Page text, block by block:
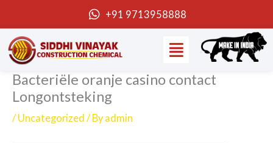
content
+91 9713958888
Menu
Bacteriële oranje casino contact
Longontsteking
/ Uncategorized / By admin